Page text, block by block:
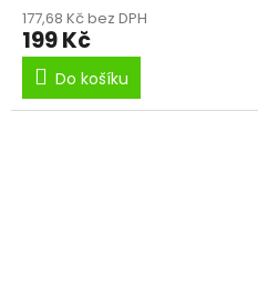
177,68 Kč bez DPH
199 Kč
Do košíku